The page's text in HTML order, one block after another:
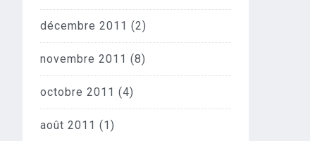
décembre 2011 (2)
novembre 2011 (8)
octobre 2011 (4)
août 2011 (1)